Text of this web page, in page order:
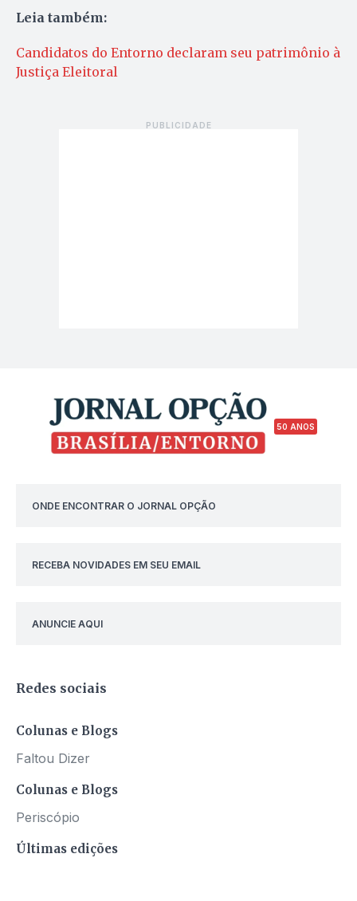
Leia também:
Candidatos do Entorno declaram seu patrimônio à
Justiça Eleitoral
50 ANOS
ONDE ENCONTRAR O JORNAL OPÇÃO
RECEBA NOVIDADES EM SEU EMAIL
ANUNCIE AQUI
Redes sociais
Colunas e Blogs
Faltou Dizer
Colunas e Blogs
Periscópio
Últimas edições